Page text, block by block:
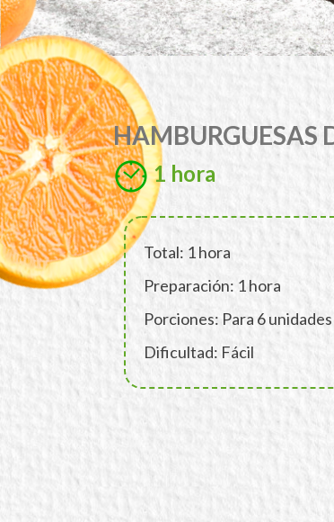
HAMBURGUESAS
1 hora
Total: 1 hora
Preparación: 1 hora
Porciones: Para 6 unidades
Dificultad: Fácil